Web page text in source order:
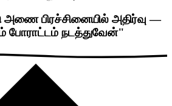
பிரச்சினையில் அதிர்வு —
போராட்டம் நடத்துவேன்"